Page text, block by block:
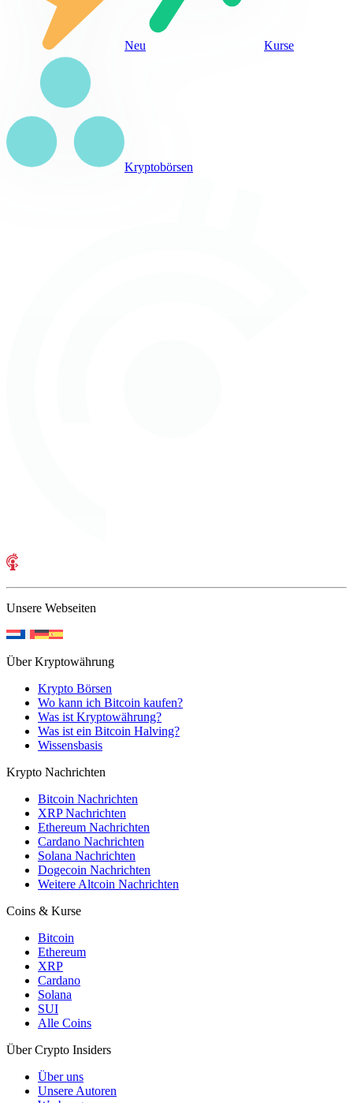
Neu Kurse
Kryptobörsen
Unsere Webseiten
Über Kryptowährung
Krypto Börsen
Wo kann ich Bitcoin kaufen?
Was ist Kryptowährung?
Was ist ein Bitcoin Halving?
Wissensbasis
Krypto Nachrichten
Bitcoin Nachrichten
XRP Nachrichten
Ethereum Nachrichten
Cardano Nachrichten
Solana Nachrichten
Dogecoin Nachrichten
Weitere Altcoin Nachrichten
Coins & Kurse
Bitcoin
Ethereum
XRP
Cardano
Solana
SUI
Alle Coins
Über Crypto Insiders
Über uns
Unsere Autoren